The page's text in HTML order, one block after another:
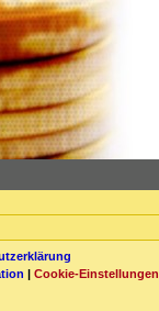
| Cookie-Einstellungen